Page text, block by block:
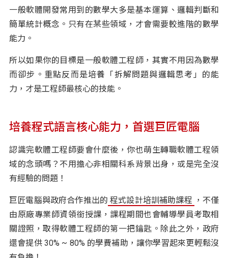
一般軟體開發常用到的數學大多是基本運算、邏輯判斷和
簡單統計概念。只有在某些領域，才會需要較進階的數學
能力。
所以如果你的目標是一般軟體工程師，其實不用因為數學
而卻步。重點反而是培養「拆解問題與邏輯思考」的能
力，才是工程師最核心的技能。
培養程式語言核心能力，首選巨匠電腦
認識完軟體工程師要會什麼後，你也萌生轉職軟體工程領
域的念頭嗎？不用擔心非相關科系背景出身，或是完全沒
有經驗的問題！
巨匠電腦與政府合作推出的 程式設計培訓補助課程 ，不僅
由原廠專業師資領銜授課，課程期間也會輔導學員考取相
關證照，取得軟體工程師的第一把鑰匙。除此之外，政府
還會提供 30% ~ 80% 的學費補助，讓你學習起來更輕鬆沒